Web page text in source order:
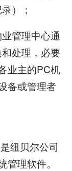
）；
管理中心通
处理，必要
业主的PC机
备或管理者
纽贝尔公司
理软件。